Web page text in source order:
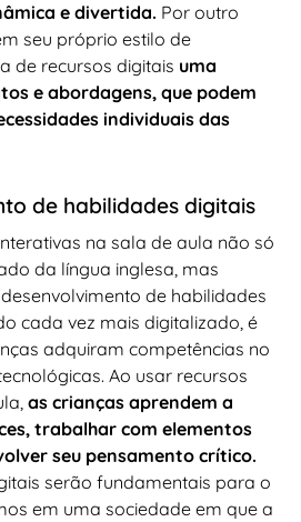
e divertida. Por outro
seu próprio estilo de
de recursos digitais uma
e abordagens, que podem
individuais das
de habilidades digitais
na sala de aula não só
da língua inglesa, mas
de habilidades
cada vez mais digitalizado, é
adquiram competências no
Ao usar recursos
as crianças aprendem a
trabalhar com elementos
seu pensamento crítico.
serão fundamentais para o
em uma sociedade em que a